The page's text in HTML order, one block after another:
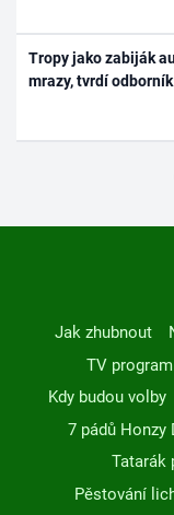
Tropy jako zabiják
mrazy, tvrdí odborník
Jak zhubnout
TV program
Kdy budou volby
7 pádů Honzy
Tatarák
Pěstování